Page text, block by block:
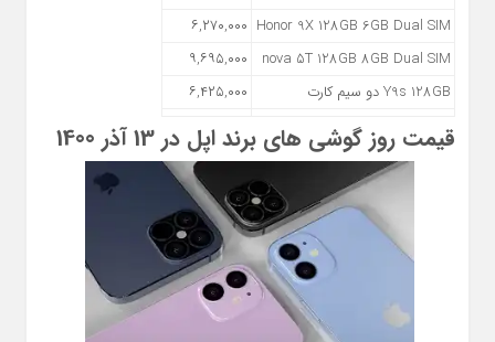
Honor 9X 128GB 6GB Dual SIM ۶,۲۷۰,۰۰۰
nova 5T 128GB 8GB Dual SIM
۹,۶۹۵,۰۰۰
Y9s 128GB دو سیم کارت
۶,۴۲۵,۰۰۰
قیمت روز گوشی های برند اپل در 13 آذر 1400